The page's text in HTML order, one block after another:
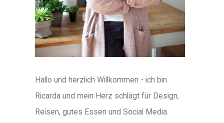
Hallo und herzlich Willkommen - ich bin
Ricarda und mein Herz schlägt für Design,
Reisen, gutes Essen und Social Media.